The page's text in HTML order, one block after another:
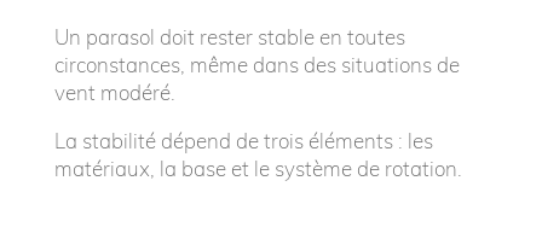
Un parasol doit rester stable en toutes
circonstances, même dans des situations de
vent modéré.
La stabilité dépend de trois éléments : les
matériaux, la base et le système de rotation.